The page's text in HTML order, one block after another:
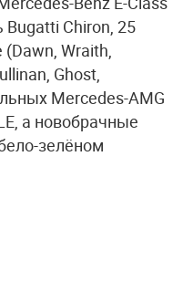
Chiron, 25
Wraith,
Ghost,
Mercedes-AMG
а новобрачные
зелёном